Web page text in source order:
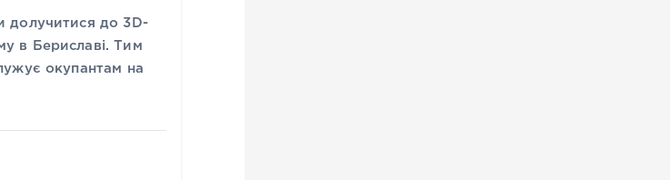
долучитися до 3D-
в Бериславі. Тим
окупантам на